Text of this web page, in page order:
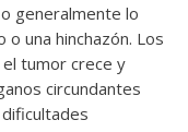
generalmente lo
una hinchazón. Los
tumor crece y
circundantes